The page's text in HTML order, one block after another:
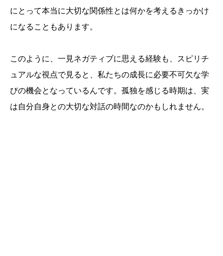
にとって本当に大切な関係性とは何かを考えるきっかけ
になることもあります。
このように、一見ネガティブに思える経験も、スピリチ
ュアルな視点で見ると、私たちの成長に必要不可欠な学
びの機会となっているんです。孤独を感じる時期は、実
は自分自身との大切な対話の時間なのかもしれません。